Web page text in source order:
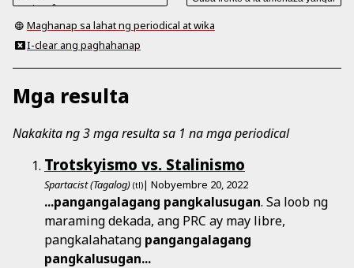
Maghanap sa lahat ng periodical at wika
I-clear ang paghahanap
Mga resulta
Nakakita ng 3 mga resulta sa 1 na mga periodical
Trotskyismo vs. Stalinismo
Spartacist (Tagalog) (tl)| Nobyembre 20, 2022
...pangangalagang pangkalusugan. Sa loob ng
maraming dekada, ang PRC ay may libre,
pangkalahatang pangangalagang
pangkalusugan...